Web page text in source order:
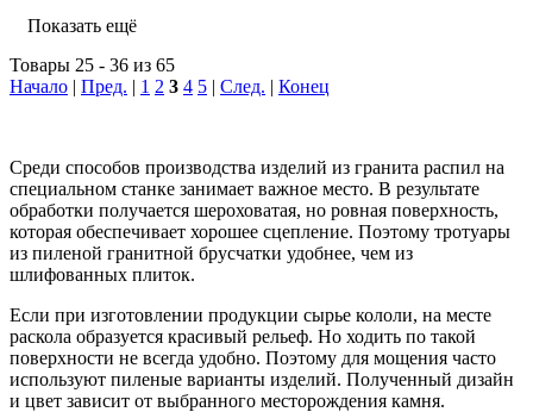
Показать ещё
Товары 25 - 36 из 65
Начало | Пред. | 1 2 3 4 5 | След. | Конец
Среди способов производства изделий из гранита распил на
специальном станке занимает важное место. В результате
обработки получается шероховатая, но ровная поверхность,
которая обеспечивает хорошее сцепление. Поэтому тротуары
из пиленой гранитной брусчатки удобнее, чем из
шлифованных плиток.
Если при изготовлении продукции сырье кололи, на месте
раскола образуется красивый рельеф. Но ходить по такой
поверхности не всегда удобно. Поэтому для мощения часто
используют пиленые варианты изделий. Полученный дизайн
и цвет зависит от выбранного месторождения камня.